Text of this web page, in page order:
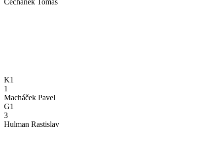
K1
1
Macháček Pavel
G1
3
Hulman Rastislav